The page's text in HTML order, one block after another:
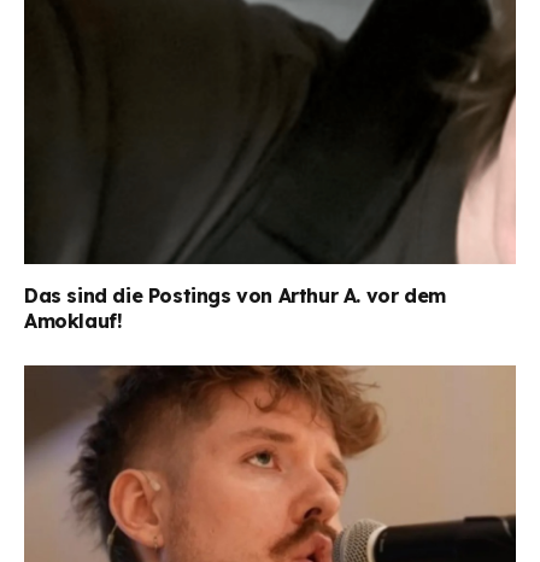
Das sind die Postings von Arthur A. vor dem
Amoklauf!